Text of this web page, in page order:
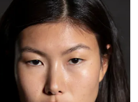
Oczekiwany czas dostawy
8/13/26
Oczekiwany czas dostawy
8/11/26